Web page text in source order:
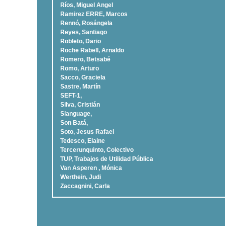
Rí­os, Miguel Angel
Ramirez ERRE, Marcos
Rennó, Rosángela
Reyes, Santiago
Robleto, Dario
Roche Rabell, Arnaldo
Romero, Betsabé
Romo, Arturo
Sacco, Graciela
Sastre, Martí­n
SEFT-1,
Silva, Cristián
Slanguage,
Son Batá,
Soto, Jesus Rafael
Tedesco, Elaine
Tercerunquinto, Colectivo
TUP, Trabajos de Utilidad Pública
Van Asperen , Mónica
Werthein, Judi
Zaccagnini, Carla